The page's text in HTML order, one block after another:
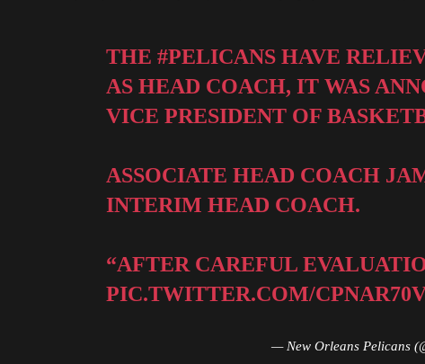
THE#PELICANS HAVE
AS HEAD COACH, IT WAS
VICE PRESIDENT OF
ASSOCIATE HEAD COACH
INTERIM HEAD COACH.
“AFTER CAREFUL
PIC.TWITTER.COM/
— New Orleans Pelicans